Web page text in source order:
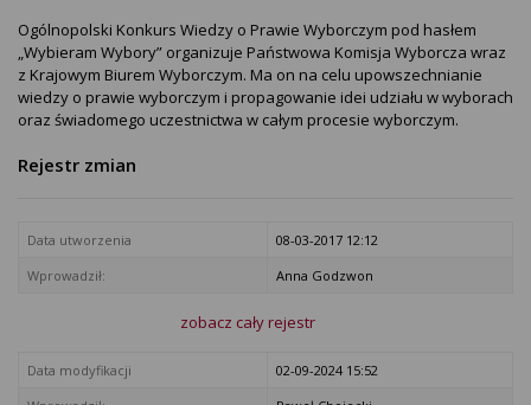
Ogólnopolski Konkurs Wiedzy o Prawie Wyborczym pod hasłem
„Wybieram Wybory” organizuje Państwowa Komisja Wyborcza wraz
z Krajowym Biurem Wyborczym. Ma on na celu upowszechnianie
wiedzy o prawie wyborczym i propagowanie idei udziału w wyborach
oraz świadomego uczestnictwa w całym procesie wyborczym.
Rejestr zmian
Data utworzenia
08-03-2017 12:12
Wprowadził:
Anna Godzwon
zobacz cały rejestr
Data modyfikacji
02-09-2024 15:52